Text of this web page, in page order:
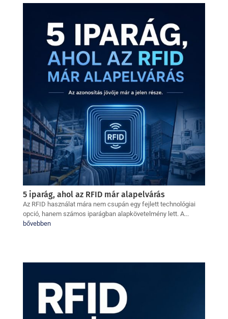
5 iparág, ahol az RFID már alapelvárás
Az RFID használat mára nem csupán egy fejlett technológiai
opció, hanem számos iparágban alapkövetelmény lett. A...
bővebben